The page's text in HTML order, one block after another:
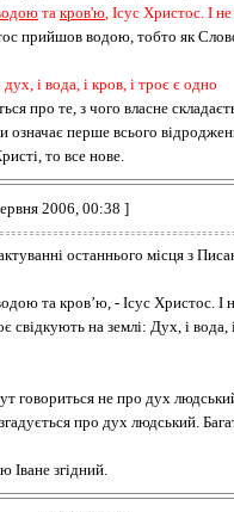
та кров'ю , Ісус Христос. І
прийшов водою, тобто як
і вода, і кров, і троє є одно
про те, з чого власне
означає перше всього
то все нове.
2006, 00:38 ]
останнього місця з
та кров’ю, - Ісус Христос. І
свідкують на землі: Дух, і
говориться не про дух
про дух людський.
Іване згідний.